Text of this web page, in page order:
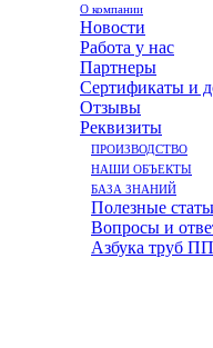
О компании
Новости
Работа у нас
Партнеры
Сертификаты и
Отзывы
Реквизиты
ПРОИЗВОДСТВО
НАШИ ОБЪЕКТЫ
БАЗА ЗНАНИЙ
Полезные
Вопросы и
Азбука труб